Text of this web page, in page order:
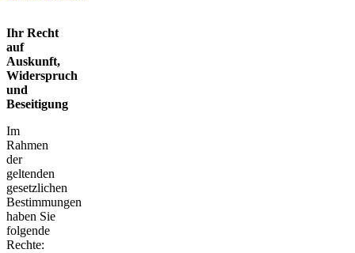
Ihr Recht
auf
Auskunft,
Widerspruch
und
Beseitigung
Im
Rahmen
der
geltenden
gesetzlichen
Bestimmungen
haben Sie
folgende
Rechte: